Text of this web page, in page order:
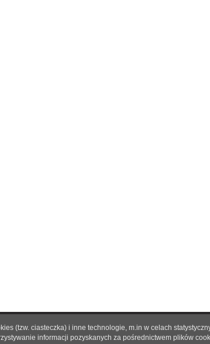
O nas|Reklama|Prenumerata|Regulamin|
(tzw. ciasteczka) i inne technologie, m.in w celach
informacji pozyskanych za pośrednictwem plików